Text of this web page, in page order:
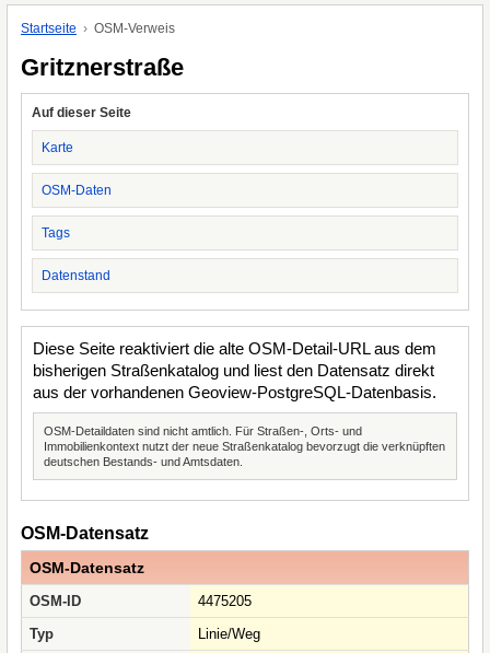
Startseite OSM-Verweis
Gritznerstraße
Auf dieser Seite
Karte
OSM-Daten
Tags
Datenstand
Diese Seite reaktiviert die alte OSM-Detail-URL aus dem
bisherigen Straßenkatalog und liest den Datensatz direkt
aus der vorhandenen Geoview-PostgreSQL-Datenbasis.
OSM-Detaildaten sind nicht amtlich. Für Straßen-, Orts- und
Immobilienkontext nutzt der neue Straßenkatalog bevorzugt die verknüpften
deutschen Bestands- und Amtsdaten.
OSM-Datensatz
OSM-Datensatz
OSM-ID
4475205
Typ
Linie/Weg